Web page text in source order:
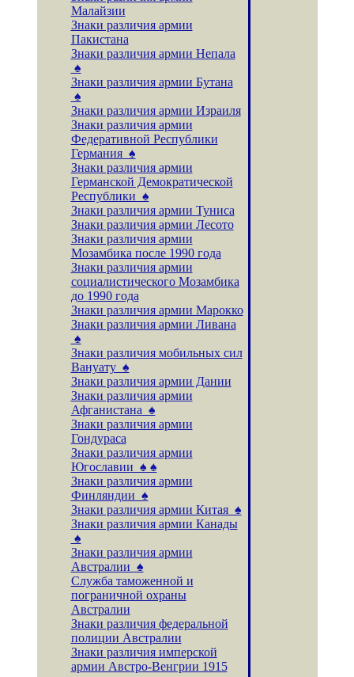
Малайзии
Знаки различия армии
Пакистана
Знаки различия армии Непала
♠
Знаки различия армии Бутана
♠
Знаки различия армии Израиля
Знаки различия армии
Федеративной Республики
Германия ♠
Знаки различия армии
Германской Демократической
Республики ♠
Знаки различия армии Туниса
Знаки различия армии Лесото
Знаки различия армии
Мозамбика после 1990 года
Знаки различия армии
социалистического Мозамбика
до 1990 года
Знаки различия армии Марокко
Знаки различия армии Ливана
♠
Знаки различия мобильных сил
Вануату ♠
Знаки различия армии Дании
Знаки различия армии
Афганистана ♠
Знаки различия армии
Гондураса
Знаки различия армии
Югославии ♠ ♠
Знаки различия армии
Финляндии ♠
Знаки различия армии Китая ♠
Знаки различия армии Канады
♠
Знаки различия армии
Австралии ♠
Служба таможенной и
пограничной охраны
Австралии
Знаки различия федеральной
полиции Австралии
Знаки различия имперской
армии Австро-Венгрии 1915